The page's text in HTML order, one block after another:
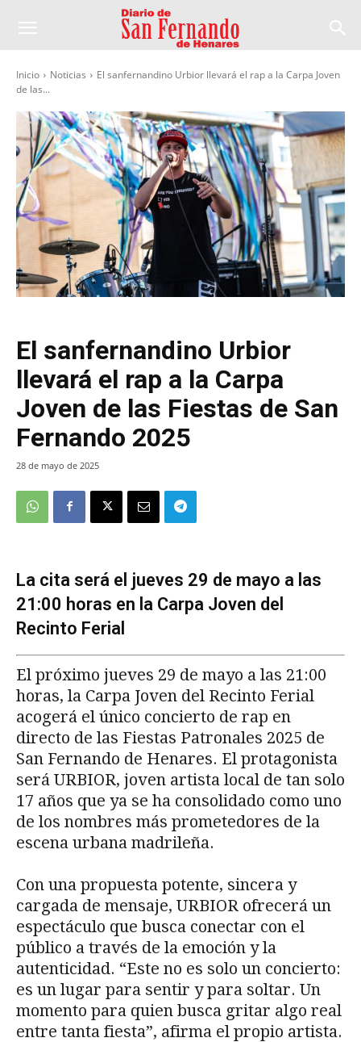
Inicio Noticias
El sanfernandino Urbior llevará el rap a la Carpa Joven
de las...
El sanfernandino Urbior
llevará el rap a la Carpa
Joven de las Fiestas de San
Fernando 2025
28 de mayo de 2025
La cita será el jueves 29 de mayo a las
21:00 horas en la Carpa Joven del
Recinto Ferial
El próximo jueves 29 de mayo a las 21:00
horas, la Carpa Joven del Recinto Ferial
acogerá el único concierto de rap en
directo de las Fiestas Patronales 2025 de
San Fernando de Henares. El protagonista
será URBIOR, joven artista local de tan solo
17 años que ya se ha consolidado como uno
de los nombres más prometedores de la
escena urbana madrileña.
Con una propuesta potente, sincera y
cargada de mensaje, URBIOR ofrecerá un
espectáculo que busca conectar con el
público a través de la emoción y la
autenticidad. “Este no es solo un concierto:
es un lugar para sentir y para soltar. Un
momento para quien busca gritar algo real
entre tanta fiesta”, afirma el propio artista.